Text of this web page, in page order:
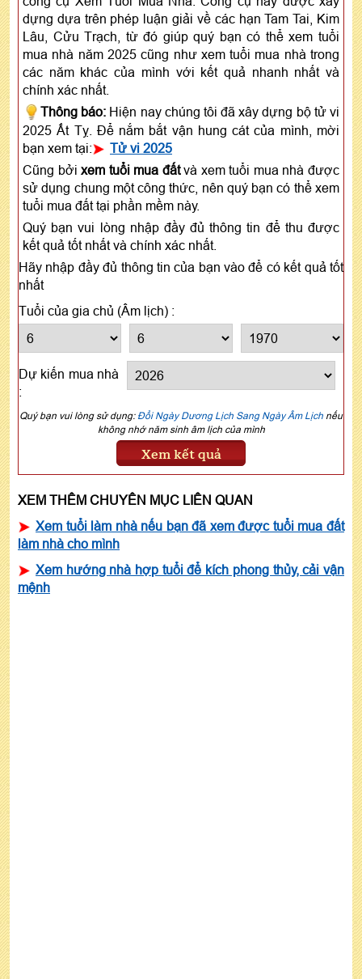
dựng dựa trên phép luận giải về các hạn Tam Tai, Kim
Lâu, Cửu Trạch, từ đó giúp quý bạn có thể xem tuổi
mua nhà năm 2025 cũng như xem tuổi mua nhà trong
các năm khác của mình với kết quả nhanh nhất và
chính xác nhất.
Thông báo: Hiện nay chúng tôi đã xây dựng bộ tử vi
2025 Ất Tỵ. Để nắm bắt vận hung cát của mình, mời
bạn xem tại:
Tử vi 2025
Cũng bởixem tuổi mua đấtvà xem tuổi mua nhà được
sử dụng chung một công thức, nên quý bạn có thể xem
tuổi mua đất tại phần mềm này.
Quý bạn vui lòng nhập đầy đủ thông tin để thu được
kết quả tốt nhất và chính xác nhất.
Hãy nhập đầy đủ thông tin của bạn vào để có kết quả tốt
nhất
Tuổi của gia chủ (Âm lịch) :
Dự kiến mua nhà
:
Quý bạn vui lòng sử dụng: Đổi Ngày Dương Lịch Sang Ngày Âm Lịch nếu
không nhớ năm sinh âm lịch của mình
Xem kết quả
XEM THÊM CHUYÊN MỤC LIÊN QUAN
Xem tuổi làm nhà nếu bạn đã xem được tuổi mua đất
làm nhà cho mình
Xem hướng nhà hợp tuổi để kích phong thủy, cải vận
mệnh